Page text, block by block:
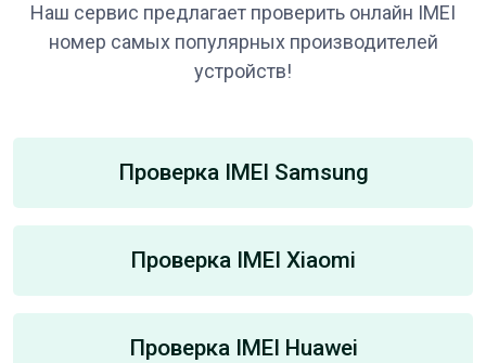
Наш сервис предлагает проверить онлайн IMEI
номер самых популярных производителей
устройств!
Проверка IMEI Samsung
Проверка IMEI Xiaomi
Проверка IMEI Huawei